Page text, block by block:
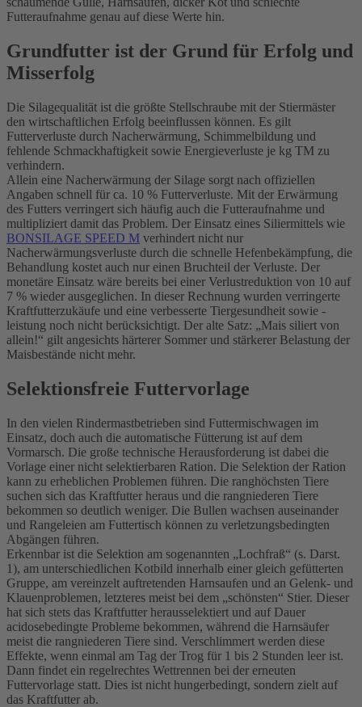
Futteraufnahme genau auf diese Werte hin.
Grundfutter ist der Grund für Erfolg und
Misserfolg
Die Silagequalität ist die größte Stellschraube mit der Stiermäster
den wirtschaftlichen Erfolg beeinflussen können. Es gilt
Futterverluste durch Nacherwärmung, Schimmelbildung und
fehlende Schmackhaftigkeit sowie Energieverluste je kg TM zu
verhindern.
Allein eine Nacherwärmung der Silage sorgt nach offiziellen
Angaben schnell für ca. 10 % Futterverluste. Mit der Erwärmung
des Futters verringert sich häufig auch die Futteraufnahme und
multipliziert damit das Problem. Der Einsatz eines Siliermittels wie
BONSILAGE SPEED M verhindert nicht nur
Nacherwärmungsverluste durch die schnelle Hefenbekämpfung, die
Behandlung kostet auch nur einen Bruchteil der Verluste. Der
monetäre Einsatz wäre bereits bei einer Verlustreduktion von 10 auf
7 % wieder ausgeglichen. In dieser Rechnung wurden verringerte
Kraftfutterzukäufe und eine verbesserte Tiergesundheit sowie -
leistung noch nicht berücksichtigt. Der alte Satz: „Mais siliert von
allein!“ gilt angesichts härterer Sommer und stärkerer Belastung der
Maisbestände nicht mehr.
Selektionsfreie Futtervorlage
In den vielen Rindermastbetrieben sind Futtermischwagen im
Einsatz, doch auch die automatische Fütterung ist auf dem
Vormarsch. Die große technische Herausforderung ist dabei die
Vorlage einer nicht selektierbaren Ration. Die Selektion der Ration
kann zu erheblichen Problemen führen. Die ranghöchsten Tiere
suchen sich das Kraftfutter heraus und die rangniederen Tiere
bekommen so deutlich weniger. Die Bullen wachsen auseinander
und Rangeleien am Futtertisch können zu verletzungsbedingten
Abgängen führen.
Erkennbar ist die Selektion am sogenannten „Lochfraß“ (s. Darst.
1), am unterschiedlichen Kotbild innerhalb einer gleich gefütterten
Gruppe, am vereinzelt auftretenden Harnsaufen und an Gelenk- und
Klauenproblemen, letzteres meist bei dem „schönsten“ Stier. Dieser
hat sich stets das Kraftfutter herausselektiert und auf Dauer
acidosebedingte Probleme bekommen, während die Harnsäufer
meist die rangniederen Tiere sind. Verschlimmert werden diese
Effekte, wenn einmal am Tag der Trog für 1 bis 2 Stunden leer ist.
Dann findet ein regelrechtes Wettrennen bei der erneuten
Futtervorlage statt. Dies ist nicht hungerbedingt, sondern zielt auf
das Kraftfutter ab.